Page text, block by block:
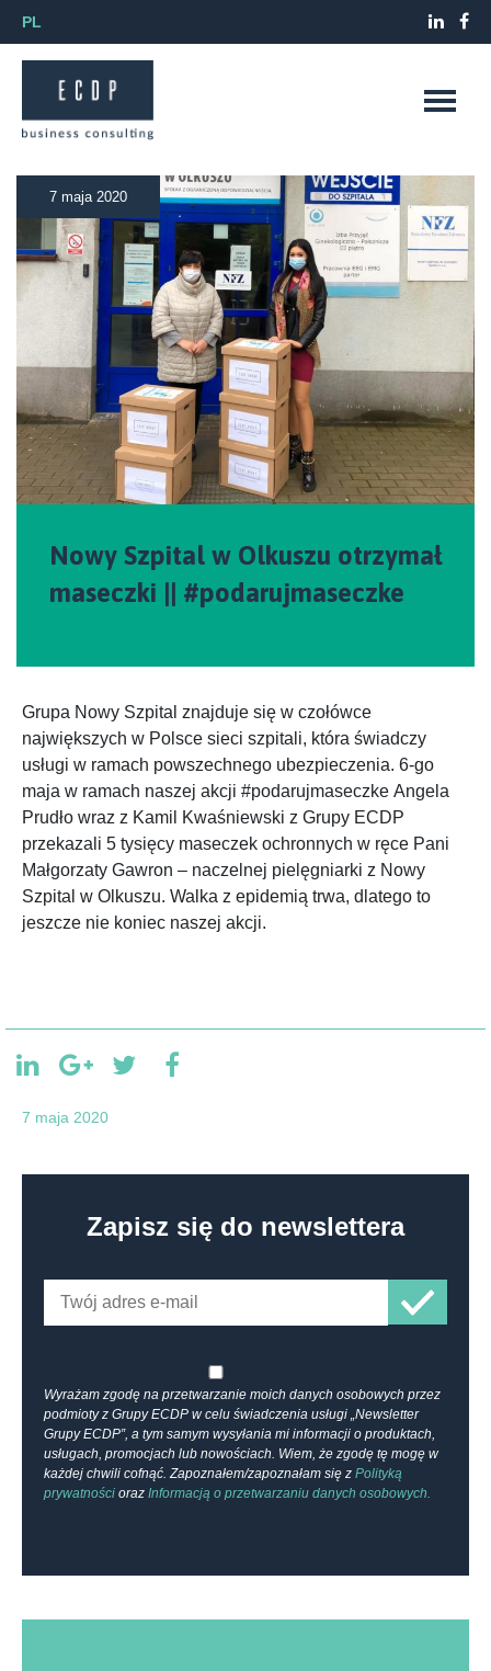
PL
7 maja 2020
Nowy Szpital w Olkuszu otrzymał
maseczki || #podarujmaseczke
Grupa Nowy Szpital znajduje się w czołówce
największych w Polsce sieci szpitali, która świadczy
usługi w ramach powszechnego ubezpieczenia. 6-go
maja w ramach naszej akcji #podarujmaseczke Angela
Prudło wraz z Kamil Kwaśniewski z Grupy ECDP
przekazali 5 tysięcy maseczek ochronnych w ręce Pani
Małgorzaty Gawron – naczelnej pielęgniarki z Nowy
Szpital w Olkuszu. Walka z epidemią trwa, dlatego to
jeszcze nie koniec naszej akcji.
7 maja 2020
Zapisz się do newslettera
Wyrażam zgodę na przetwarzanie moich danych osobowych przez
podmioty z Grupy ECDP w celu świadczenia usługi „Newsletter
Grupy ECDP”, a tym samym wysyłania mi informacji o produktach,
usługach, promocjach lub nowościach. Wiem, że zgodę tę mogę w
każdej chwili cofnąć. Zapoznałem/zapoznałam się z Polityką
prywatności oraz Informacją o przetwarzaniu danych osobowych.